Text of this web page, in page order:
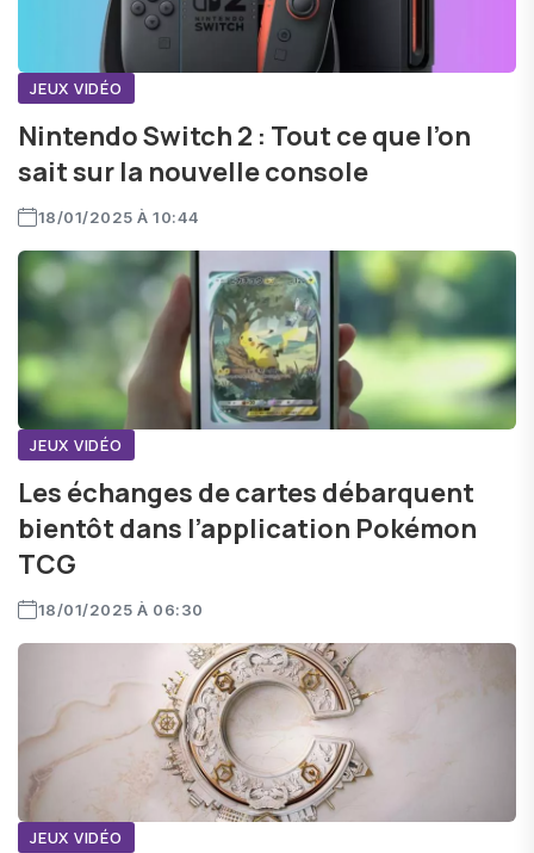
JEUX VIDÉO
Nintendo Switch 2 : Tout ce que l’on
sait sur la nouvelle console
18/01/2025 À 10:44
JEUX VIDÉO
Les échanges de cartes débarquent
bientôt dans l’application Pokémon
TCG
18/01/2025 À 06:30
JEUX VIDÉO